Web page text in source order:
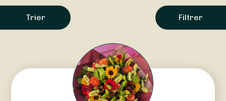
Trier Filtrer